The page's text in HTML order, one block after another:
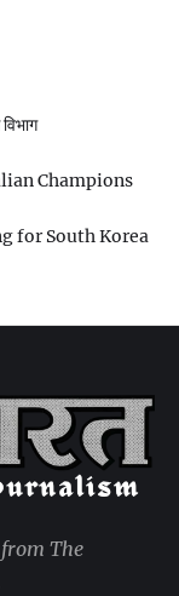
Champions
for South Korea
The